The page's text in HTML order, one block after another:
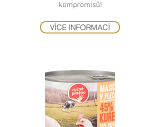
kompromisů!
VÍCE INFORMACÍ